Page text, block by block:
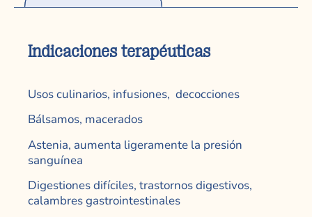
Indicaciones terapéuticas
Usos culinarios, infusiones, decocciones
Bálsamos, macerados
Astenia, aumenta ligeramente la presión
sanguínea
Digestiones difíciles, trastornos digestivos,
calambres gastrointestinales